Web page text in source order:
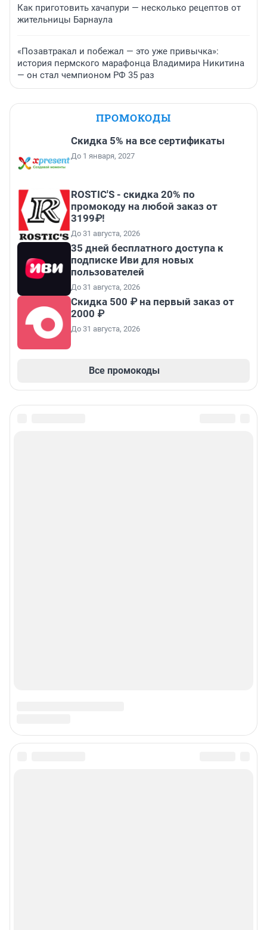
Как приготовить хачапури — несколько рецептов от
жительницы Барнаула
«Позавтракал и побежал — это уже привычка»:
история пермского марафонца Владимира Никитина
— он стал чемпионом РФ 35 раз
ПРОМОКОДЫ
Скидка 5% на все сертификаты
До 1 января, 2027
ROSTIC'S - скидка 20% по
промокоду на любой заказ от
3199₽!
До 31 августа, 2026
35 дней бесплатного доступа к
подписке Иви для новых
пользователей
До 31 августа, 2026
Скидка 500 ₽ на первый заказ от
2000 ₽
До 31 августа, 2026
Все промокоды